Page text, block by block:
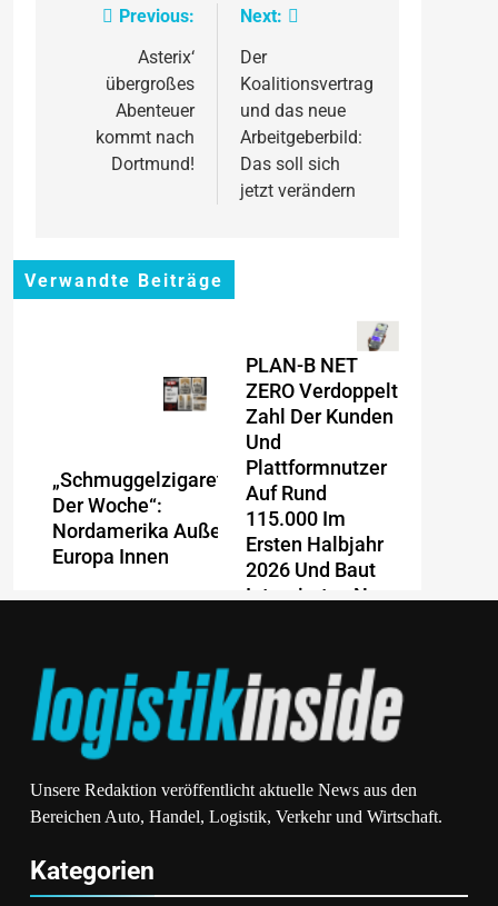
Beitragsnavigation
Previous:
Asterix‘
übergroßes
Abenteuer
kommt nach
Dortmund!
Next:
Der
Koalitionsvertrag
und das neue
Arbeitgeberbild:
Das soll sich
jetzt verändern
Verwandte Beiträge
„Schmuggelzigarette
Der Woche“:
Nordamerika Außen,
Europa Innen
PLAN-B NET
ZERO Verdoppelt
Zahl Der Kunden
Und
Plattformnutzer
Auf Rund
115.000 Im
Ersten Halbjahr
2026 Und Baut
Integriertes Neo-
Weiter Aus
Lidl Deutschland
Tour: Discounter
Macht
Event Für Alle /
Radsport-
Ein Jahrzehnt
Jenseits Aller
Jähriges
Unsere Redaktion veröffentlicht aktuelle News aus den
Bereichen Auto, Handel, Logistik, Verkehr und Wirtschaft.
Kategorien